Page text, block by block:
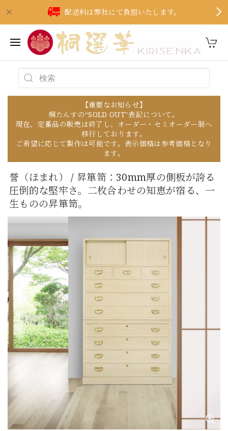
配送料は弊社にて負担いたします。
【重要なお知らせ】
桐たんすの“SOLD OUT”表記について。
現在、定番品の販売は終了し、オーダー・セミオーダー制へ
移行しております。
ご希望に応じて製作は可能です。表示価格は参考価格となり
ます。
誉（ほまれ） / 昇箪笥：30mm厚の側板が誇る
圧倒的な堅牢さ。二枚合わせの知恵が宿る、一
生ものの昇箪笥。